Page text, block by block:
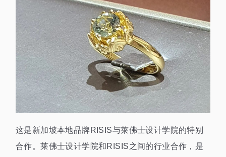
这是新加坡本地品牌RISIS与莱佛士设计学院的特别
合作。莱佛士设计学院和RISIS之间的行业合作，是